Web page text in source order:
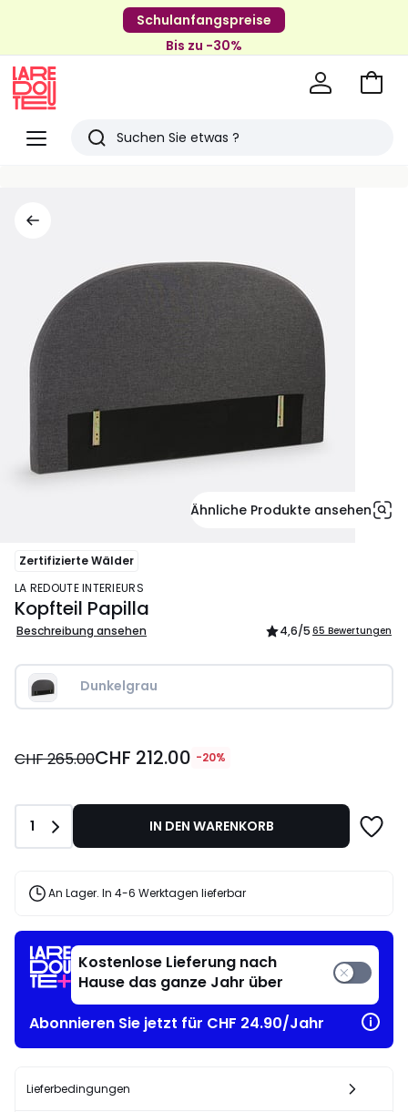
Schulanfangspreise
Bis zu -30%
Menü
Redoute
Suchen
Zum
Ähnliche Produkte ansehen
Zertifizierte Wälder
LA REDOUTE INTERIEURS
Kopfteil Papilla
Beschreibung ansehen 4,6/5 65 Bewertungen
Dunkelgrau
212.00
20%
angewandter
CHF 265.00CHF 212.00 -20%
Anzahl
1 IN DEN WARENKORB
An Lager. In 4-6 Werktagen lieferbar
Kostenlose Lieferung nach
Hause das ganze Jahr über
Abonnieren Sie jetzt für CHF 24.90/Jahr
Lieferbedingungen